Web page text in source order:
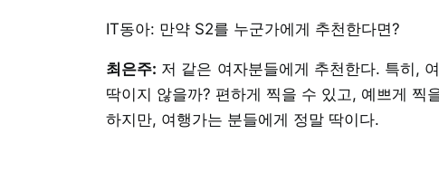
IT동아: 만약 S2를 누군가에게 추천한다면?
최은주: 저 같은 여자분들에게 추천한다. 특히,
딱이지 않을까? 편하게 찍을 수 있고, 예쁘게 찍
하지만, 여행가는 분들에게 정말 딱이다.